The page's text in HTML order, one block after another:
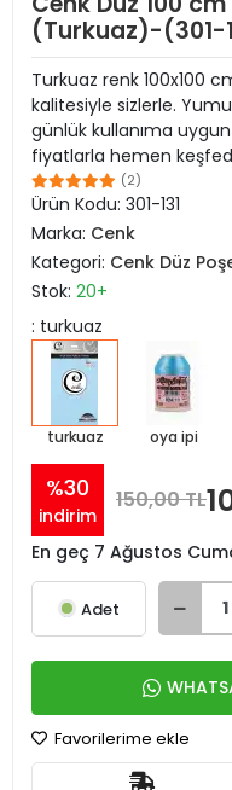
(Turkuaz)-(301-
Turkuaz renk 100x100
kalitesiyle sizlerle.
günlük kullanıma
fiyatlarla hemen
(2)
Ürün Kodu: 301-131
Marka: Cenk
Kategori: Cenk Düz
Stok: 20+
: turkuaz
turkuaz oya ipi
%30
indirim
150,00 TL
En geç 7 Ağustos
Adet
Favorilerime ekle